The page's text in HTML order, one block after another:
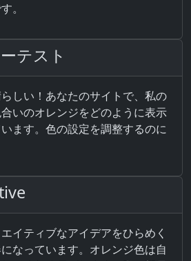
。
テスト
しい！あなたのサイトで、私の
いのオレンジをどのように表示
ます。色の設定を調整するのに
イティブなアイデアをひらめく
なっています。オレンジ色は自